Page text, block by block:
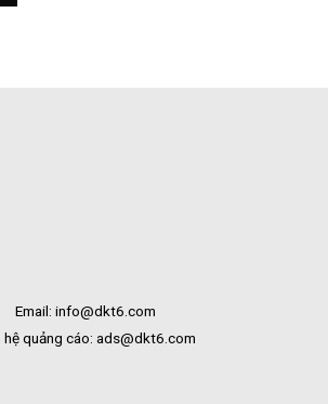
Email: info@dkt6.com
hệ quảng cáo: ads@dkt6.com